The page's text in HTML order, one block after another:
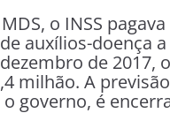
o INSS
auxílios-doença
de 2017,
milhão. A
governo, é